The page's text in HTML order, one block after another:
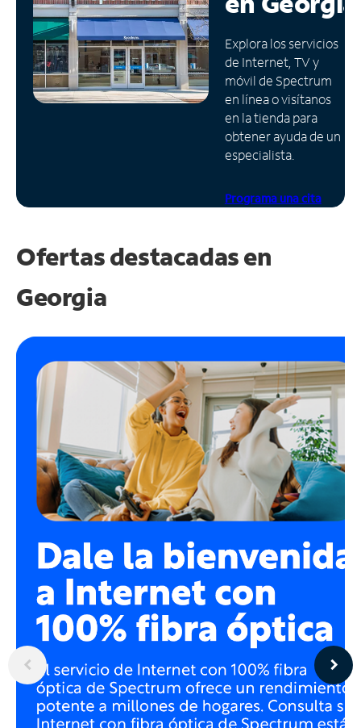
Administrar
cuenta
Encuentra
una
tienda
Explora los servicios
de Internet, TV y
móvil de Spectrum
en línea o visítanos
en la tienda para
obtener ayuda de un
especialista.
Programa una cita
Ofertas destacadas en
Georgia